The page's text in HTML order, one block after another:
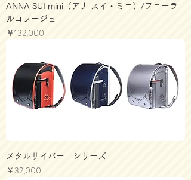
ANNA SUI mini（アナ スイ・ミニ）/フローラ
ルコラージュ
価格
￥132,000
メタルサイバー シリーズ
価格
￥32,000